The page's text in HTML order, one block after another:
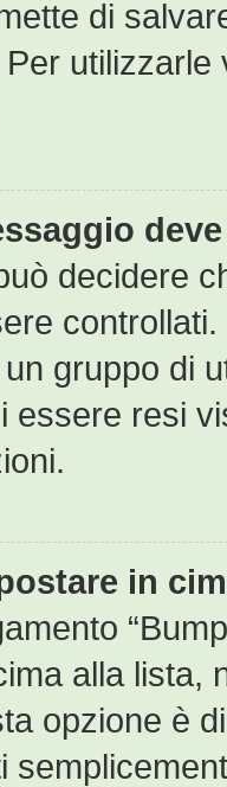
di
utilizzarle
decidere
gruppo di
essere resi
in
alla lista,
opzione è